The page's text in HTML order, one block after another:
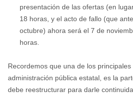
presentación de las ofertas (en
18 horas, y el acto de fallo (que
octubre) ahora será el 7 de
horas.
Recordemos que una de los principales
administración pública estatal, es la
debe reestructurar para darle